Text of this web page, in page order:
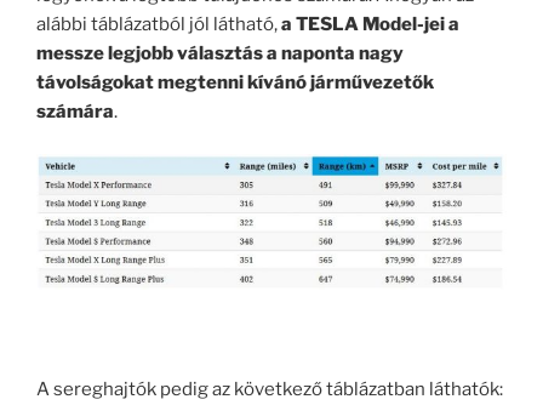
alábbi táblázatból jól látható,a TESLA Model-jei a
messze legjobb választás a naponta nagy
távolságokat megtenni kívánó járművezetők
számára.
A sereghajtók pedig az következő táblázatban láthatók: